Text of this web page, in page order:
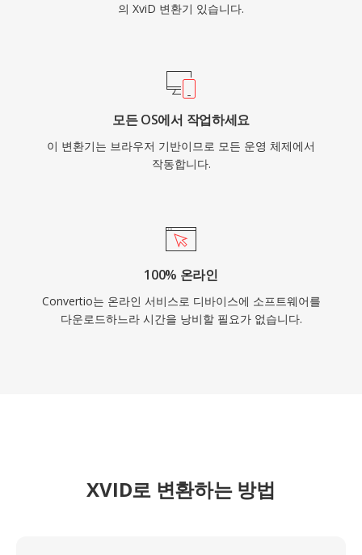
의 XviD 변환기 있습니다.
모든 OS에서 작업하세요
이 변환기는 브라우저 기반이므로 모든 운영 체제에서
작동합니다.
100% 온라인
Convertio는 온라인 서비스로 디바이스에 소프트웨어를
다운로드하느라 시간을 낭비할 필요가 없습니다.
XVID로 변환하는 방법